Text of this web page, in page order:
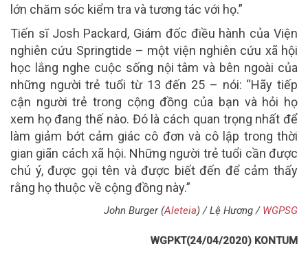
lớn chăm sóc kiểm tra và tương tác với họ.”
Tiến sĩ Josh Packard, Giám đốc điều hành của Viện
nghiên cứu Springtide – một viện nghiên cứu xã hội
học lắng nghe cuộc sống nội tâm và bên ngoài của
những người trẻ tuổi từ 13 đến 25 – nói: “Hãy tiếp
cận người trẻ trong cộng đồng của bạn và hỏi họ
xem họ đang thế nào. Đó là cách quan trọng nhất để
làm giảm bớt cảm giác cô đơn và cô lập trong thời
gian giãn cách xã hội. Những người trẻ tuổi cần được
chú ý, được gọi tên và được biết đến để cảm thấy
rằng họ thuộc về cộng đồng này.”
John Burger (Aleteia) / Lệ Hương / WGPSG
WGPKT(24/04/2020) KONTUM